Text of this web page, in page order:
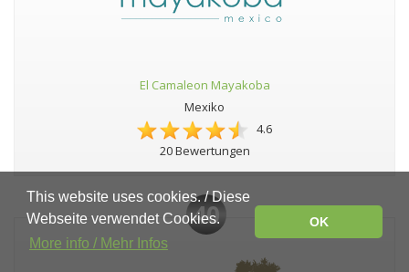
El Camaleon Mayakoba
Mexiko
4.6
20 Bewertungen
40
This website uses cookies. / Diese
Webseite verwendet Cookies.
More info / Mehr Infos
OK